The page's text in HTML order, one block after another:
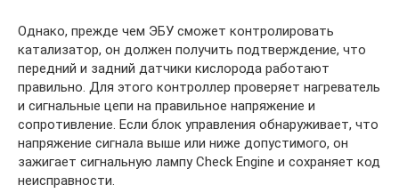
Однако, прежде чем ЭБУ сможет контролировать
катализатор, он должен получить подтверждение, что
передний и задний датчики кислорода работают
правильно. Для этого контроллер проверяет нагреватель
и сигнальные цепи на правильное напряжение и
сопротивление. Если блок управления обнаруживает, что
напряжение сигнала выше или ниже допустимого, он
зажигает сигнальную лампу Check Engine и сохраняет код
неисправности.